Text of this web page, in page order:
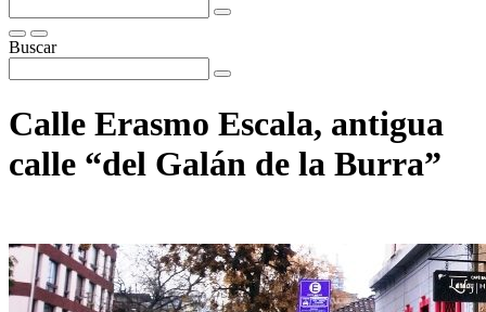
Buscar
Calle Erasmo Escala, antigua
calle “del Galán de la Burra”